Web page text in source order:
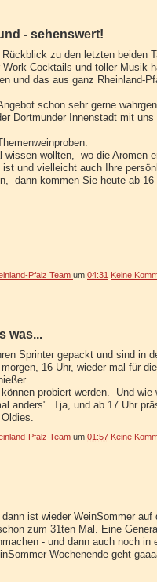
- sehenswert!
zu den letzten beiden
Work Cocktails und toller Musik
und das aus ganz Rheinland-
schon sehr gerne
Dortmunder Innenstadt mit uns
wissen wollten, wo die Aromen
und vielleicht auch Ihre
dann kommen Sie heute ab 16
Pfalz Team um 04:31 Keine
was...
Sprinter gepackt und sind in
16 Uhr, wieder mal für
probiert werden. Und wie
anders".
Tja, und ab 17 Uhr
Pfalz Team um 01:57 Keine
dann ist wieder WeinSommer auf
zum 31ten Mal. Eine
- und dann auch noch in
Wochenende geht